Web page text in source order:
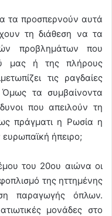
τα προσπερνούν αυτά
τη διάθεση να τα
προβλημάτων που
μας ή της πλήρους
τις ραγδαίες
Όμως τα συμβαίνοντα
που απειλούν τη
πράγματι η Ρωσία η
ήπειρο;
του 20ου αιώνα οι
της ηττημένης
παραγωγής όπλων.
μονάδες στο